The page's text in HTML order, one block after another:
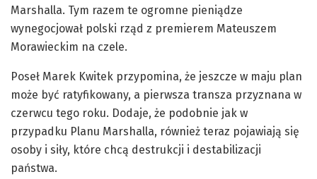
Marshalla. Tym razem te ogromne pieniądze
wynegocjował polski rząd z premierem Mateuszem
Morawieckim na czele.
Poseł Marek Kwitek przypomina, że jeszcze w maju plan
może być ratyfikowany, a pierwsza transza przyznana w
czerwcu tego roku. Dodaje, że podobnie jak w
przypadku Planu Marshalla, również teraz pojawiają się
osoby i siły, które chcą destrukcji i destabilizacji
państwa.